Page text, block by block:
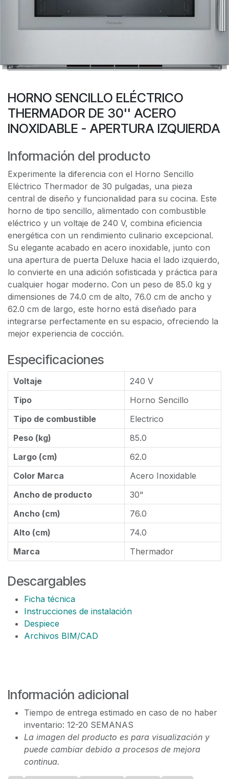
HORNO SENCILLO ELÉCTRICO
THERMADOR DE 30'' ACERO
INOXIDABLE - APERTURA IZQUIERDA
Información del producto
Experimente la diferencia con el Horno Sencillo
Eléctrico Thermador de 30 pulgadas, una pieza
central de diseño y funcionalidad para su cocina. Este
horno de tipo sencillo, alimentado con combustible
eléctrico y un voltaje de 240 V, combina eficiencia
energética con un rendimiento culinario excepcional.
Su elegante acabado en acero inoxidable, junto con
una apertura de puerta Deluxe hacia el lado izquierdo,
lo convierte en una adición sofisticada y práctica para
cualquier hogar moderno. Con un peso de 85.0 kg y
dimensiones de 74.0 cm de alto, 76.0 cm de ancho y
62.0 cm de largo, este horno está diseñado para
integrarse perfectamente en su espacio, ofreciendo la
mejor experiencia de cocción.
Especificaciones
Voltaje
240 V
Tipo
Horno Sencillo
Tipo de combustible
Electrico
Peso (kg)
85.0
Largo (cm)
62.0
Color Marca
Acero Inoxidable
Ancho de producto
30"
Ancho (cm)
76.0
Alto (cm)
74.0
Marca
Thermador
Descargables
Ficha técnica
Instrucciones de instalación
Despiece
Archivos BIM/CAD
Información adicional
Tiempo de entrega estimado en caso de no haber
inventario: 12-20 SEMANAS
La imagen del producto es para visualización y
puede cambiar debido a procesos de mejora
continua.